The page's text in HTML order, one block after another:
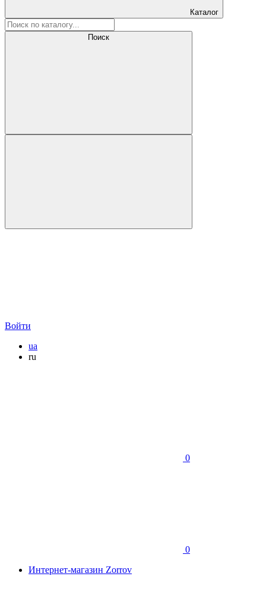
Каталог
Поиск
Войти
ua
ru
0
0
Интернет-магазин Zorrov